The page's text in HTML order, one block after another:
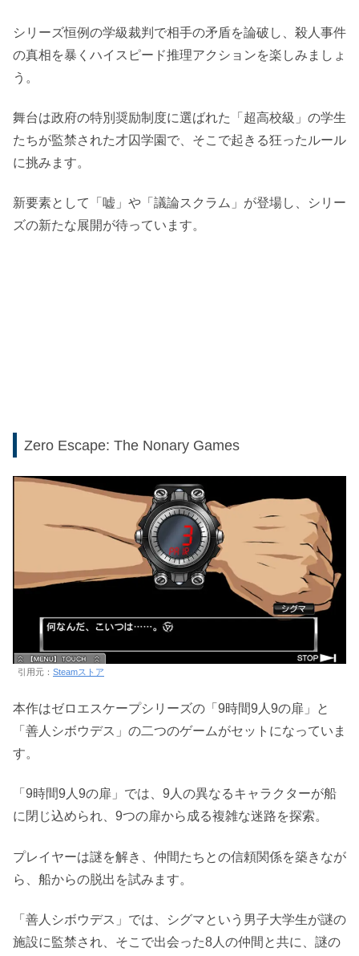
シリーズ恒例の学級裁判で相手の矛盾を論破し、殺人事件
の真相を暴くハイスピード推理アクションを楽しみましょ
う。
舞台は政府の特別奨励制度に選ばれた「超高校級」の学生
たちが監禁された才囚学園で、そこで起きる狂ったルール
に挑みます。
新要素として「嘘」や「議論スクラム」が登場し、シリー
ズの新たな展開が待っています。
Zero Escape: The Nonary Games
引用元： Steamストア
本作はゼロエスケープシリーズの「9時間9人9の扉」と
「善人シボウデス」の二つのゲームがセットになっていま
す。
「9時間9人9の扉」では、9人の異なるキャラクターが船
に閉じ込められ、9つの扉から成る複雑な迷路を探索。
プレイヤーは謎を解き、仲間たちとの信頼関係を築きなが
ら、船からの脱出を試みます。
「善人シボウデス」では、シグマという男子大学生が謎の
施設に監禁され、そこで出会った8人の仲間と共に、謎の